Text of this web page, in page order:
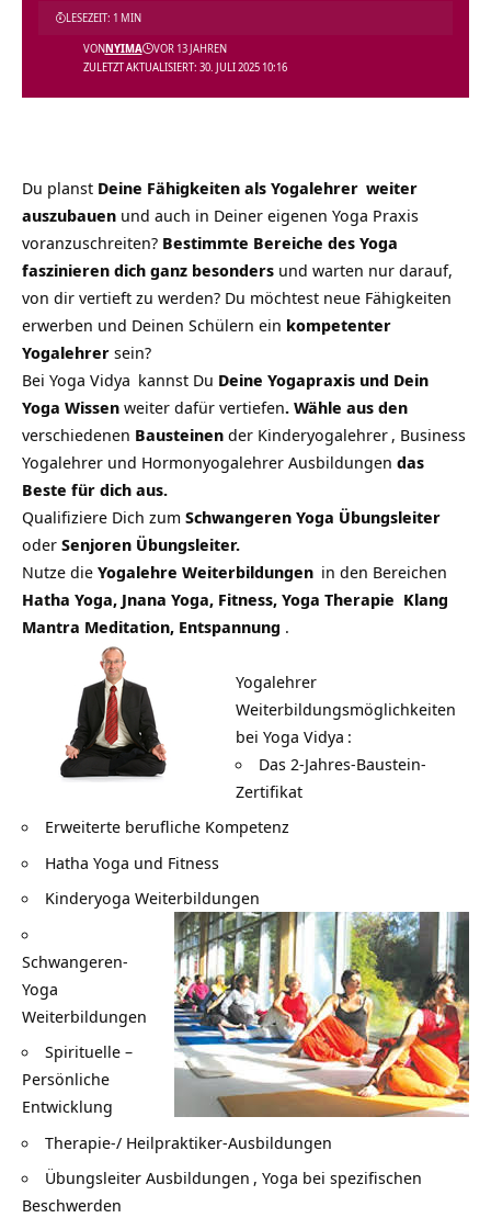
ZULETZT AKTUALISIERT: 30. JULI 2025 10:16
VONNYIMA VOR 13 JAHREN
LESEZEIT: 1 MIN
Du planst Deine Fähigkeiten als Yogalehrer weiter
auszubauen und auch in Deiner eigenen Yoga Praxis
voranzuschreiten? Bestimmte Bereiche des Yoga
faszinieren dich ganz besonders und warten nur darauf,
von dir vertieft zu werden? Du möchtest neue Fähigkeiten
erwerben und Deinen Schülern ein kompetenter
Yogalehrer sein?
Bei Yoga Vidya kannst Du Deine Yogapraxis und Dein
Yoga Wissen weiter dafür vertiefen. Wähle aus den
verschiedenen Bausteinen der Kinderyogalehrer , Business
Yogalehrer und Hormonyogalehrer Ausbildungen das
Beste für dich aus.
Qualifiziere Dich zum Schwangeren Yoga Übungsleiter
oder Senjoren Übungsleiter.
Nutze die Yogalehre Weiterbildungen in den Bereichen
Hatha Yoga, Jnana Yoga, Fitness, Yoga Therapie Klang
Mantra Meditation, Entspannung .
Yogalehrer
Weiterbildungsmöglichkeiten
bei Yoga Vidya :
Das 2-Jahres-Baustein-
Zertifikat
Erweiterte berufliche Kompetenz
Hatha Yoga und Fitness
Kinderyoga Weiterbildungen
Schwangeren-
Yoga
Weiterbildungen
Spirituelle –
Persönliche
Entwicklung
Therapie-/ Heilpraktiker-Ausbildungen
Übungsleiter Ausbildungen , Yoga bei spezifischen
Beschwerden